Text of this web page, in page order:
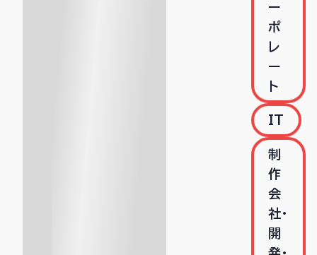
ー
ポ
レ
ー
ト
IT
制
作
会
社･
開